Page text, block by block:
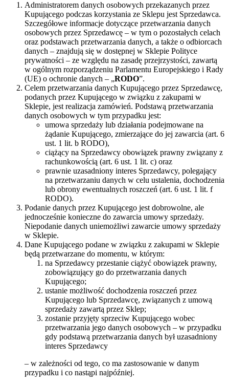
Administratorem danych osobowych przekazanych przez
Kupującego podczas korzystania ze Sklepu jest Sprzedawca.
Szczegółowe informacje dotyczące przetwarzania danych
osobowych przez Sprzedawcę – w tym o pozostałych celach
oraz podstawach przetwarzania danych, a także o odbiorcach
danych – znajdują się w dostępnej w Sklepie Polityce
prywatności – ze względu na zasadę przejrzystości, zawartą
w ogólnym rozporządzeniu Parlamentu Europejskiego i Rady
(UE) o ochronie danych – „RODO”.
Celem przetwarzania danych Kupującego przez Sprzedawcę,
podanych przez Kupującego w związku z zakupami w
Sklepie, jest realizacja zamówień. Podstawą przetwarzania
danych osobowych w tym przypadku jest:
umowa sprzedaży lub działania podejmowane na
żądanie Kupującego, zmierzające do jej zawarcia (art. 6
ust. 1 lit. b RODO),
ciążący na Sprzedawcy obowiązek prawny związany z
rachunkowością (art. 6 ust. 1 lit. c) oraz
prawnie uzasadniony interes Sprzedawcy, polegający
na przetwarzaniu danych w celu ustalenia, dochodzenia
lub obrony ewentualnych roszczeń (art. 6 ust. 1 lit. f
RODO).
Podanie danych przez Kupującego jest dobrowolne, ale
jednocześnie konieczne do zawarcia umowy sprzedaży.
Niepodanie danych uniemożliwi zawarcie umowy sprzedaży
w Sklepie.
Dane Kupującego podane w związku z zakupami w Sklepie
będą przetwarzane do momentu, w którym:
na Sprzedawcy przestanie ciążyć obowiązek prawny,
zobowiązujący go do przetwarzania danych
Kupującego;
ustanie możliwość dochodzenia roszczeń przez
Kupującego lub Sprzedawcę, związanych z umową
sprzedaży zawartą przez Sklep;
zostanie przyjęty sprzeciw Kupującego wobec
przetwarzania jego danych osobowych – w przypadku
gdy podstawą przetwarzania danych był uzasadniony
interes Sprzedawcy
– w zależności od tego, co ma zastosowanie w danym
przypadku i co nastąpi najpóźniej.